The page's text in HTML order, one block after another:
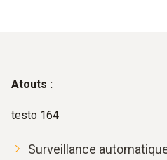
Atouts :
testo 164
Surveillance